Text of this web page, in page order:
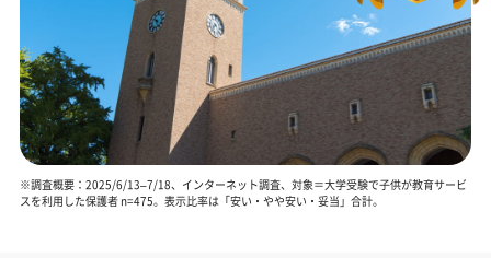
※調査概要：2025/6/13–7/18、インターネット調査、対象＝大学受験で子供が教育サービ
スを利用した保護者 n=475。表示比率は「安い・やや安い・妥当」合計。